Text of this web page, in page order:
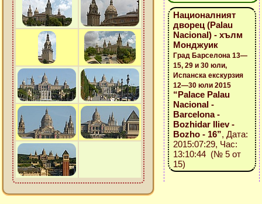
Националният
дворец (Palau
Nacional) - хълм
Монджуик
Град Барселона 13—
15, 29 и 30 юли,
Испанска екскурзия
12—30 юли 2015
“Palace Palau
Nacional -
Barcelona -
Bozhidar Iliev -
Bozho - 16”, Дата:
2015:07:29, Час:
13:10:44 (№ 5 от
15)